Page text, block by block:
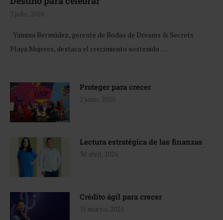
3 julio, 2026
Yamina Bermúdez, gerente de Bodas de Dreams & Secrets
Playa Mujeres, destaca el crecimiento sostenido …
Proteger para crecer
2 junio, 2026
Lectura estratégica de las finanzas
30 abril, 2026
Crédito ágil para crecer
31 marzo, 2026